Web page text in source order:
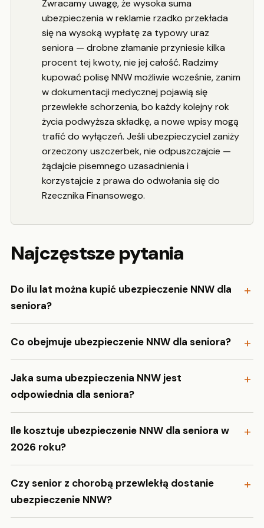
Zwracamy uwagę, że wysoka suma
ubezpieczenia w reklamie rzadko przekłada
się na wysoką wypłatę za typowy uraz
seniora — drobne złamanie przyniesie kilka
procent tej kwoty, nie jej całość. Radzimy
kupować polisę NNW możliwie wcześnie, zanim
w dokumentacji medycznej pojawią się
przewlekłe schorzenia, bo każdy kolejny rok
życia podwyższa składkę, a nowe wpisy mogą
trafić do wyłączeń. Jeśli ubezpieczyciel zaniży
orzeczony uszczerbek, nie odpuszczajcie —
żądajcie pisemnego uzasadnienia i
korzystajcie z prawa do odwołania się do
Rzecznika Finansowego.
Najczęstsze pytania
Do ilu lat można kupić ubezpieczenie NNW dla
seniora?
Co obejmuje ubezpieczenie NNW dla seniora?
Jaka suma ubezpieczenia NNW jest
odpowiednia dla seniora?
Ile kosztuje ubezpieczenie NNW dla seniora w
2026 roku?
Czy senior z chorobą przewlekłą dostanie
ubezpieczenie NNW?